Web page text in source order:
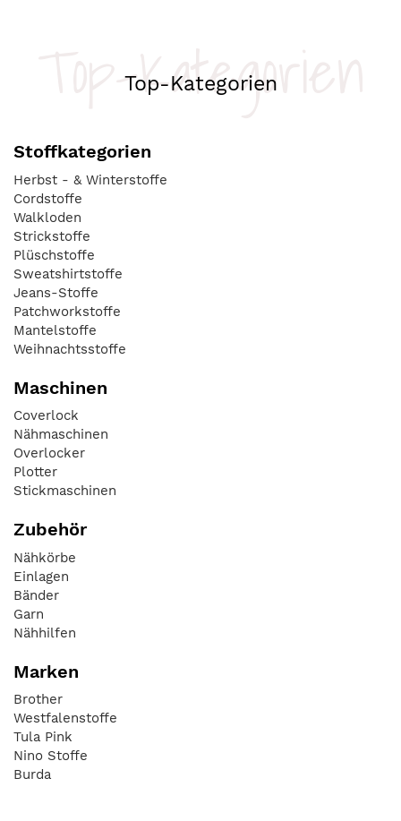
Top-Kategorien
Top-Kategorien
Stoffkategorien
Herbst - & Winterstoffe
Cordstoffe
Walkloden
Strickstoffe
Plüschstoffe
Sweatshirtstoffe
Jeans-Stoffe
Patchworkstoffe
Mantelstoffe
Weihnachtsstoffe
Maschinen
Coverlock
Nähmaschinen
Overlocker
Plotter
Stickmaschinen
Zubehör
Nähkörbe
Einlagen
Bänder
Garn
Nähhilfen
Marken
Brother
Westfalenstoffe
Tula Pink
Nino Stoffe
Burda